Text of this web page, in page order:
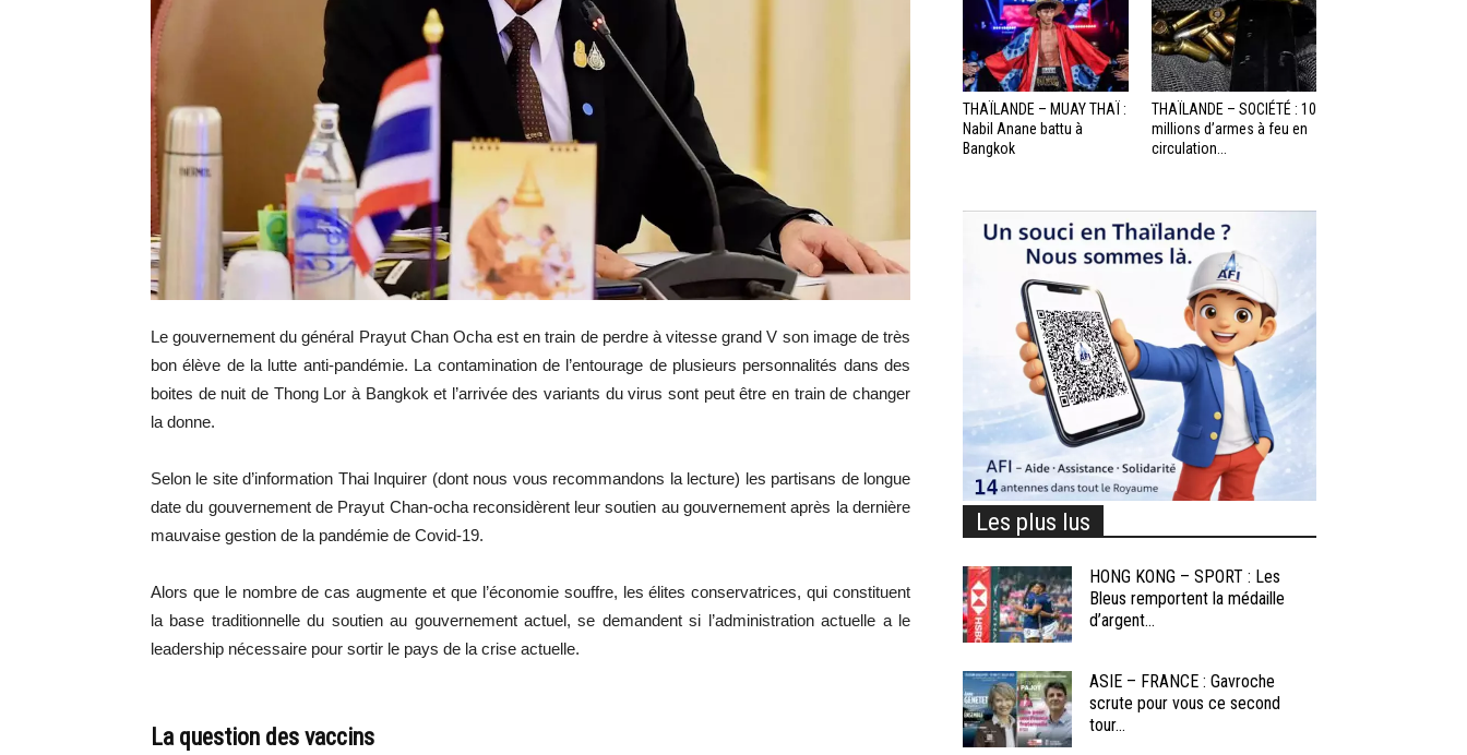
Le gouvernement du général Prayut Chan Ocha est en train de perdre à vitesse grand V son image de très
bon élève de la lutte anti-pandémie. La contamination de l’entourage de plusieurs personnalités dans des
boites de nuit de Thong Lor à Bangkok et l’arrivée des variants du virus sont peut être en train de changer
la donne.
Selon le site d’information Thai Inquirer (dont nous vous recommandons la lecture) les partisans de longue
date du gouvernement de Prayut Chan-ocha reconsidèrent leur soutien au gouvernement après la dernière
mauvaise gestion de la pandémie de Covid-19.
Alors que le nombre de cas augmente et que l’économie souffre, les élites conservatrices, qui constituent
la base traditionnelle du soutien au gouvernement actuel, se demandent si l’administration actuelle a le
leadership nécessaire pour sortir le pays de la crise actuelle.
La question des vaccins
THAÏLANDE – MUAY THAÏ :
Nabil Anane battu à
Bangkok
THAÏLANDE – SOCIÉTÉ : 10
millions d’armes à feu en
circulation...
Les plus lus
HONG KONG – SPORT : Les
Bleus remportent la médaille
d’argent...
ASIE – FRANCE : Gavroche
scrute pour vous ce second
tour...